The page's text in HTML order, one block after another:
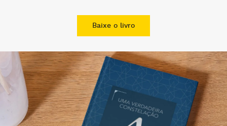
Baixe o livro